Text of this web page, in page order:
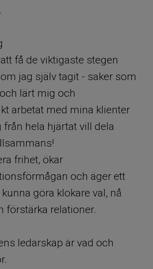
få de viktigaste stegen
jag själv tagit - saker som
lärt mig och
arbetat med mina klienter
hela hjärtat vill dela
frihet, ökar
och äger ett
göra klokare val, nå
förstärka relationer.
ledarskap är vad och